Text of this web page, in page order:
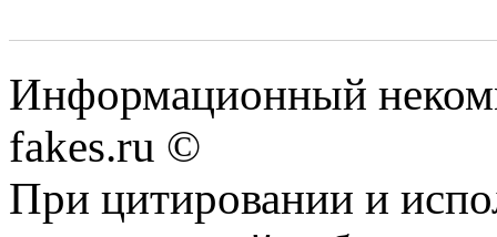
Информационный
fakes.ru ©
При цитировании и